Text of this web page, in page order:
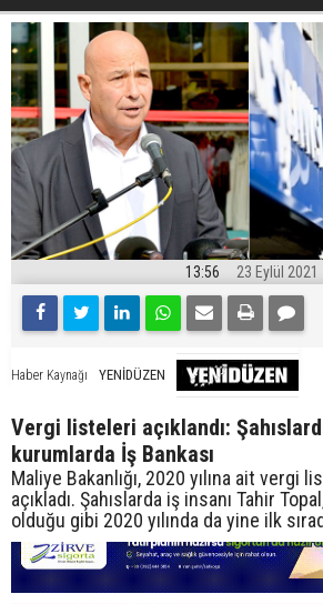
13:56 23 Eylül 2021
Haber Kaynağı YENİDÜZEN
Vergi listeleri açıklandı:
kurumlarda İş Bankası
Maliye Bakanlığı, 2020 yılına ait vergi
açıkladı. Şahıslarda iş insanı Tahir
olduğu gibi 2020 yılında da yine ilk